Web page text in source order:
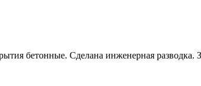
бетонные. Сделана инженерная разводка.